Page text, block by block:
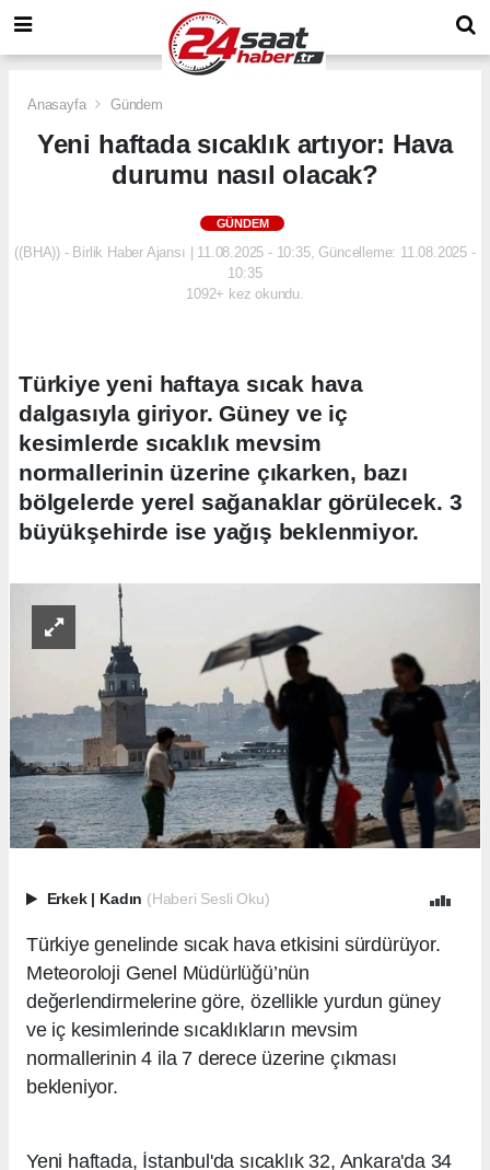
Anasayfa Gündem
Yeni haftada sıcaklık artıyor: Hava
durumu nasıl olacak?
GÜNDEM
((BHA)) - Birlik Haber Ajansı | 11.08.2025 - 10:35, Güncelleme: 11.08.2025 -
10:35
1092+ kez okundu.
Türkiye yeni haftaya sıcak hava
dalgasıyla giriyor. Güney ve iç
kesimlerde sıcaklık mevsim
normallerinin üzerine çıkarken, bazı
bölgelerde yerel sağanaklar görülecek. 3
büyükşehirde ise yağış beklenmiyor.
Erkek | Kadın (Haberi Sesli Oku)
Türkiye genelinde sıcak hava etkisini sürdürüyor.
Meteoroloji Genel Müdürlüğü’nün
değerlendirmelerine göre, özellikle yurdun güney
ve iç kesimlerinde sıcaklıkların mevsim
normallerinin 4 ila 7 derece üzerine çıkması
bekleniyor.
Yeni haftada, İstanbul'da sıcaklık 32, Ankara'da 34